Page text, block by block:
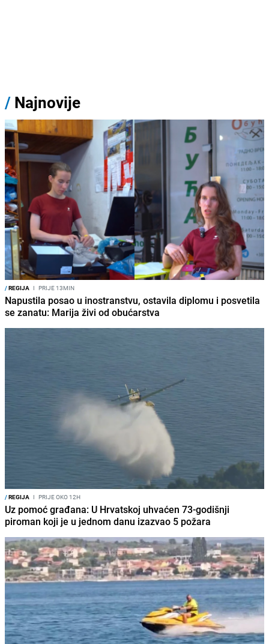
/ Najnovije
/REGIJA I PRIJE 13MIN
Napustila posao u inostranstvu, ostavila diplomu i posvetila
se zanatu: Marija živi od obućarstva
/REGIJA I PRIJE OKO 12H
Uz pomoć građana: U Hrvatskoj uhvaćen 73-godišnji
piroman koji je u jednom danu izazvao 5 požara